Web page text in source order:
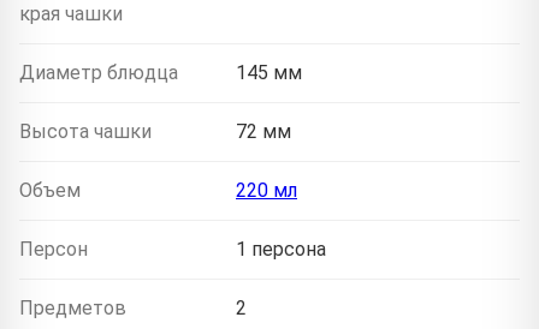
края чашки
Диаметр блюдца 145 мм
Высота чашки 72 мм
Объем 220 мл
Персон 1 персона
Предметов 2